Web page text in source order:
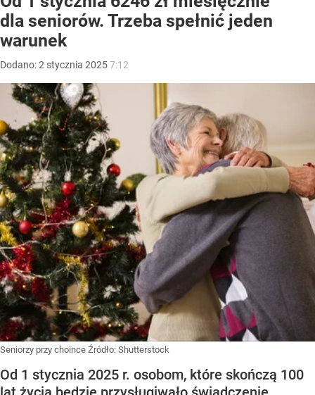
dla seniorów. Trzeba spełnić jeden
warunek
Dodano:2 stycznia 20257:12
Seniorzy przy choince Źródło: Shutterstock
Od 1 stycznia 2025 r. osobom, które skończą 100